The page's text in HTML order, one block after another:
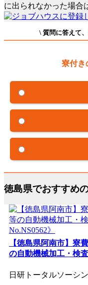
に出られなかった場合
\ 質問に答えて、
寮付き
徳島県でおすすめ
【徳島県阿南市】寮
の自動機械加工・検
日研トータルソーシ